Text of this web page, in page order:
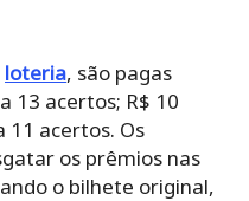
loteria, são pagas
13 acertos; R$ 10
11 acertos. Os
os prêmios nas
o bilhete original,